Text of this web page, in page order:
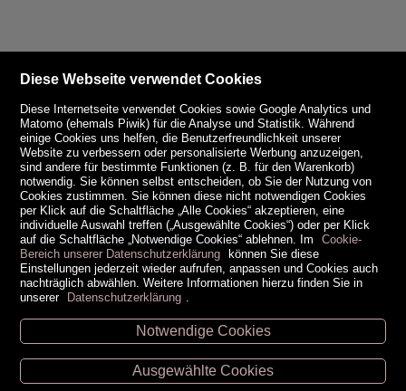
Unsere Öffnungszeiten
Retz -02942/20433
Diese Webseite verwendet Cookies
Diese Internetseite verwendet Cookies sowie Google Analytics und
Matomo (ehemals Piwik) für die Analyse und Statistik. Während
einige Cookies uns helfen, die Benutzerfreundlichkeit unserer
Website zu verbessern oder personalisierte Werbung anzuzeigen,
sind andere für bestimmte Funktionen (z. B. für den Warenkorb)
notwendig. Sie können selbst entscheiden, ob Sie der Nutzung von
Cookies zustimmen. Sie können diese nicht notwendigen Cookies
per Klick auf die Schaltfläche „Alle Cookies“ akzeptieren, eine
individuelle Auswahl treffen („Ausgewählte Cookies“) oder per Klick
auf die Schaltfläche „Notwendige Cookies“ ablehnen. Im
Cookie-
Bereich unserer Datenschutzerklärung können Sie diese
Einstellungen jederzeit wieder aufrufen, anpassen und Cookies auch
nachträglich abwählen. Weitere Informationen hierzu finden Sie in
unserer Datenschutzerklärung
Notwendige Cookies
Ausgewählte Cookies